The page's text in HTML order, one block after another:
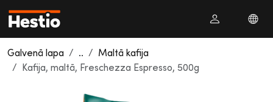
Galvenā lapa ..
Maltā kafija
Kafija, maltā, Freschezza Espresso, 500g